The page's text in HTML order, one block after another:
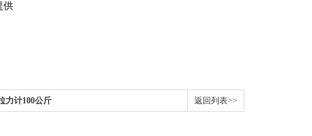
供
力计100公斤 返回列表>>